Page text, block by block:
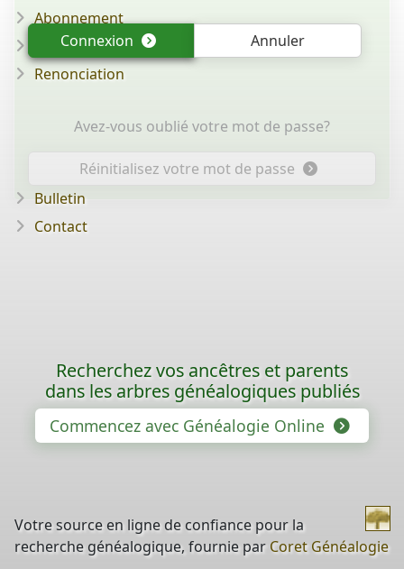
Connexion Annuler
Avez-vous oublié votre mot de passe?
Réinitialisez votre mot de passe
Abonnement
Question/réponse
Renonciation
Bulletin
Contact
Recherchez vos ancêtres et parents
dans les arbres généalogiques publiés
Commencez avec Généalogie Online
Votre source en ligne de confiance pour la
recherche généalogique, fournie par Coret Généalogie